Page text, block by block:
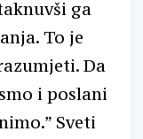
ga
To je
Da
i poslani
Sveti